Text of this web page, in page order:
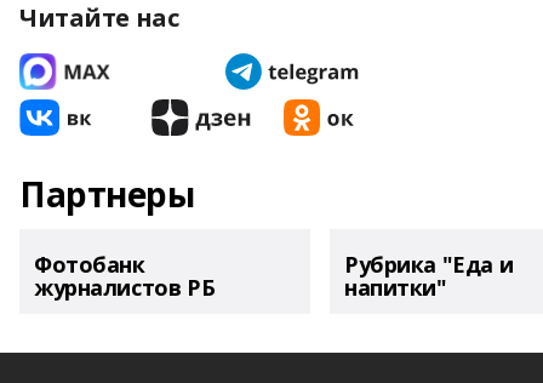
Читайте нас
Партнеры
Фотобанк
журналистов РБ
Рубрика "Еда и
напитки"